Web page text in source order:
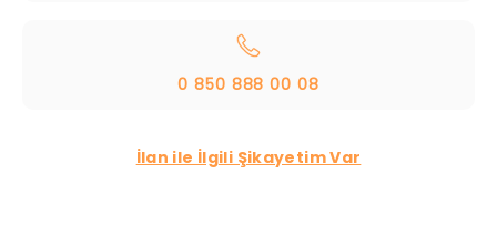
0 850 888 00 08
İlan ile İlgili Şikayetim Var